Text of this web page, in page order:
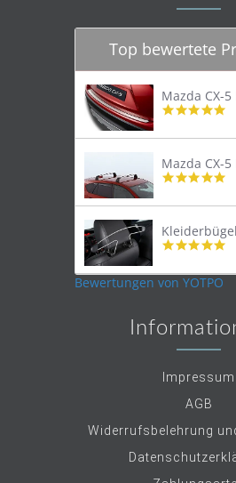
Top bewertete
4.8
4.9
4.9
Bewertungen von YOTPO
Impressum
AGB
Widerrufsbelehrung